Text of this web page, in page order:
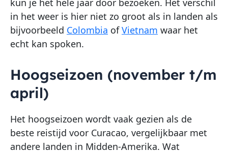
kun je het hele jaar door bezoeken. Het verschil
in het weer is hier niet zo groot als in landen als
bijvoorbeeld Colombia ofVietnam waar het
echt kan spoken.
Hoogseizoen (november t/m
april)
Het hoogseizoen wordt vaak gezien als de
beste reistijd voor Curacao, vergelijkbaar met
andere landen in Midden-Amerika. Wat